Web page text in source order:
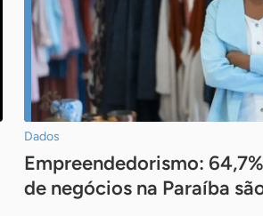
Dados
Empreendedorismo:
de negócios na Paraíba